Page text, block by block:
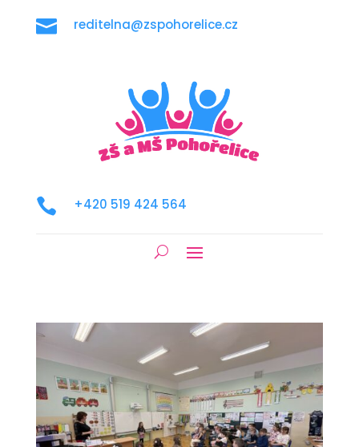
 reditelna@zspohorelice.cz
 +420 519 424 564